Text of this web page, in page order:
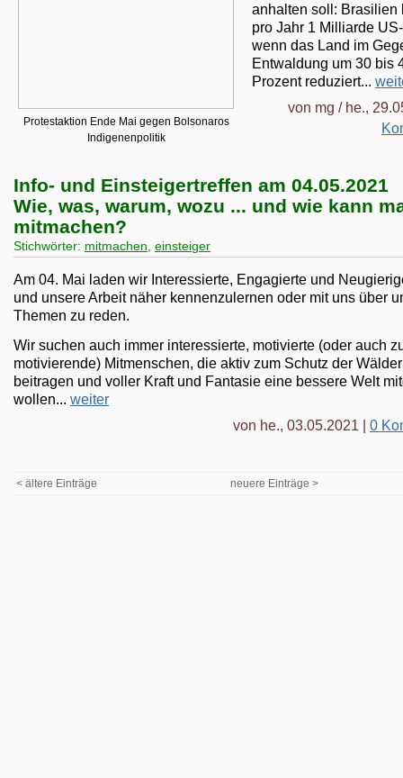
Protestaktion Ende Mai gegen Bolsonaros
Indigenenpolitik
anhalten soll: Brasilien
pro Jahr 1 Milliarde
wenn das Land im
Entwaldung um 30 bis
Prozent reduziert...
von mg / he.,
Info- und Einsteigertreffen am 04.05.2021
Wie, was, warum, wozu ... und wie kann
mitmachen?
Stichwörter: mitmachen, einsteiger
Am 04. Mai laden wir Interessierte, Engagierte und
und unsere Arbeit näher kennenzulernen oder mit uns über
Themen zu reden.
Wir suchen auch immer interessierte, motivierte (oder auch
motivierende) Mitmenschen, die aktiv zum Schutz der Wälder
beitragen und voller Kraft und Fantasie eine bessere Welt
wollen... weiter
von he., 03.05.2021 | 0
< ältere Einträge neuere Einträge >